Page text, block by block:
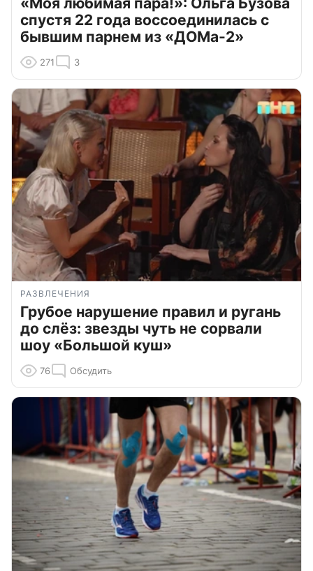
спустя 22 года воссоединилась с
бывшим парнем из «ДОМа-2»
271 3
РАЗВЛЕЧЕНИЯ
Грубое нарушение правил и ругань
до слёз: звезды чуть не сорвали
шоу «Большой куш»
76 Обсудить